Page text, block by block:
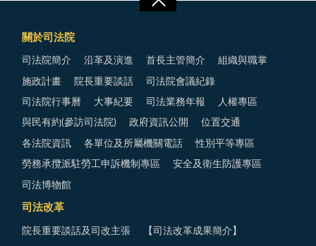
關於司法院
司法院簡介 沿革及演進 首長主管簡介 組織與職掌
施政計畫 院長重要談話 司法院會議紀錄
司法院行事曆 大事紀要 司法業務年報 人權專區
與民有約(參訪司法院) 政府資訊公開 位置交通
各法院資訊 各單位及所屬機關電話 性別平等專區
勞務承攬派駐勞工申訴機制專區 安全及衛生防護專區
司法博物館
司法改革
院長重要談話及司改主張 【司法改革成果簡介】